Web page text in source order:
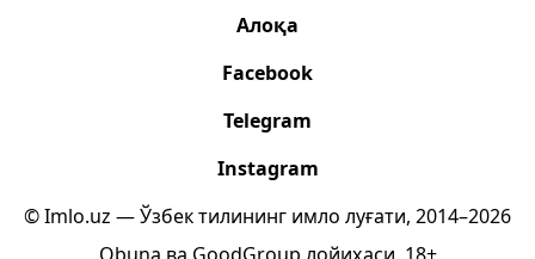
Алоқа
Facebook
Telegram
Instagram
© Imlo.uz — Ўзбек тилининг имло луғати, 2014–2026